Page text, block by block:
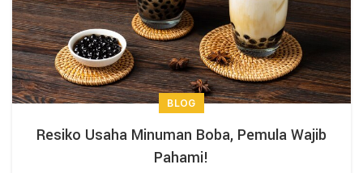
BLOG
Resiko Usaha Minuman Boba, Pemula Wajib
Pahami!